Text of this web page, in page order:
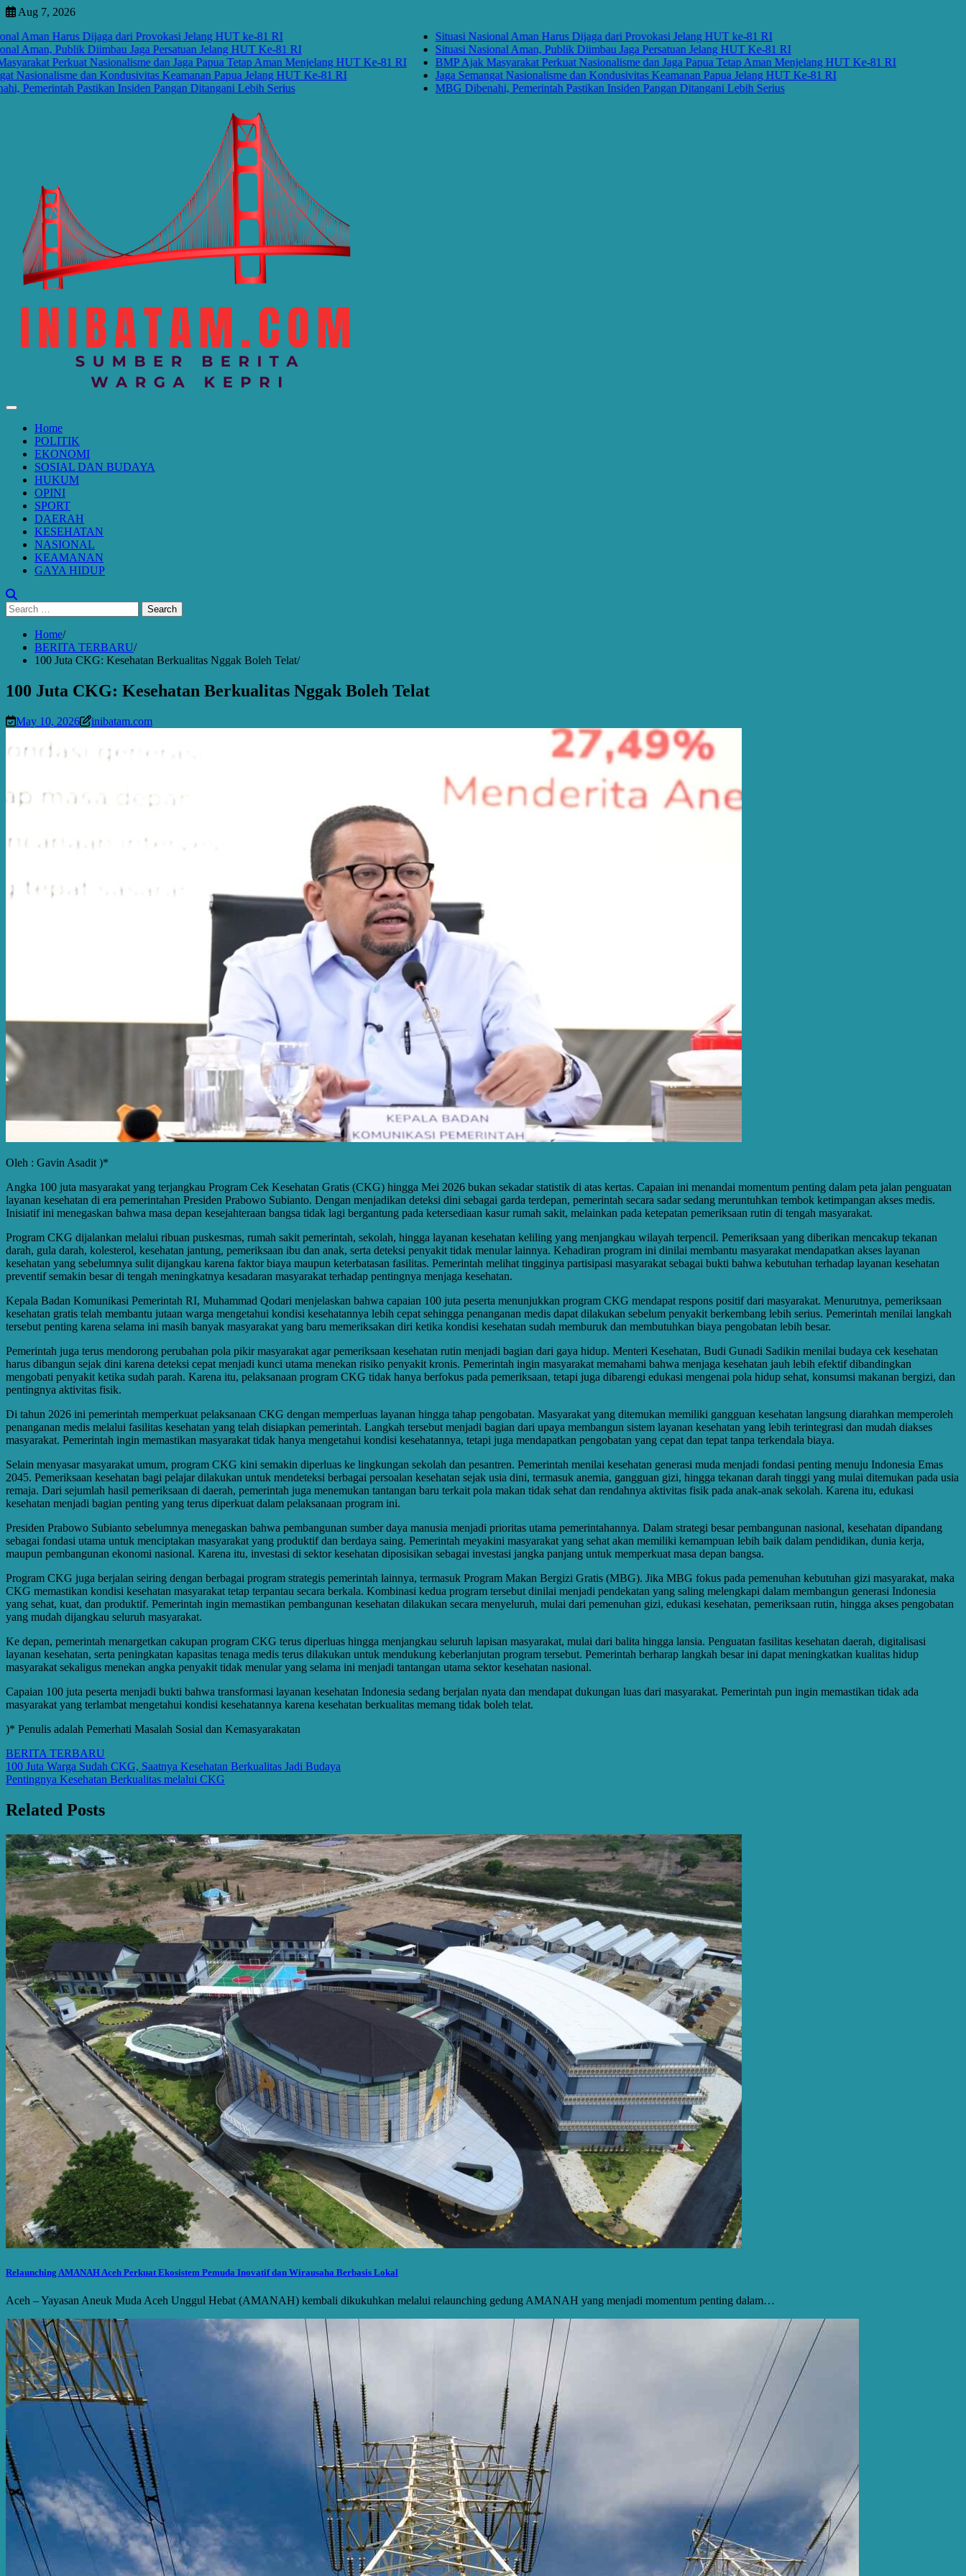
Skip
content
Aug 7, 2026
Harus Dijaga dari Provokasi Jelang HUT ke-81 RI
Publik Diimbau Jaga Persatuan Jelang HUT Ke-81 RI
Perkuat Nasionalisme dan Jaga Papua Tetap Aman Menjelang HUT Ke-81 RI
dan Kondusivitas Keamanan Papua Jelang HUT Ke-81 RI
Pastikan Insiden Pangan Ditangani Lebih Serius
Situasi Nasional Aman Harus Dijaga dari Provokasi Jelang HUT ke-81 RI
Situasi Nasional Aman, Publik Diimbau Jaga Persatuan Jelang HUT Ke-81 RI
BMP Ajak Masyarakat Perkuat Nasionalisme dan Jaga Papua Tetap Aman Menjelang HUT Ke-81 RI
Jaga Semangat Nasionalisme dan Kondusivitas Keamanan Papua Jelang HUT Ke-81 RI
MBG Dibenahi, Pemerintah Pastikan Insiden Pangan Ditangani Lebih Serius
Home
POLITIK
EKONOMI
SOSIAL DAN BUDAYA
HUKUM
OPINI
SPORT
DAERAH
KESEHATAN
NASIONAL
KEAMANAN
GAYA HIDUP
Search
for:
Home
BERITA TERBARU
100 Juta CKG: Kesehatan Berkualitas Nggak Boleh Telat
100 Juta CKG: Kesehatan Berkualitas Nggak Boleh Telat
May 10, 2026 inibatam.com
Oleh : Gavin Asadit )*
Angka 100 juta masyarakat yang terjangkau Program Cek Kesehatan Gratis (CKG) hingga Mei 2026 bukan sekadar statistik di atas kertas. Capaian ini menandai momentum penting dalam peta jalan penguatan
layanan kesehatan di era pemerintahan Presiden Prabowo Subianto. Dengan menjadikan deteksi dini sebagai garda terdepan, pemerintah secara sadar sedang meruntuhkan tembok ketimpangan akses medis.
Inisiatif ini menegaskan bahwa masa depan kesejahteraan bangsa tidak lagi bergantung pada ketersediaan kasur rumah sakit, melainkan pada ketepatan pemeriksaan rutin di tengah masyarakat.
Program CKG dijalankan melalui ribuan puskesmas, rumah sakit pemerintah, sekolah, hingga layanan kesehatan keliling yang menjangkau wilayah terpencil. Pemeriksaan yang diberikan mencakup tekanan
darah, gula darah, kolesterol, kesehatan jantung, pemeriksaan ibu dan anak, serta deteksi penyakit tidak menular lainnya. Kehadiran program ini dinilai membantu masyarakat mendapatkan akses layanan
kesehatan yang sebelumnya sulit dijangkau karena faktor biaya maupun keterbatasan fasilitas. Pemerintah melihat tingginya partisipasi masyarakat sebagai bukti bahwa kebutuhan terhadap layanan kesehatan
preventif semakin besar di tengah meningkatnya kesadaran masyarakat terhadap pentingnya menjaga kesehatan.
Kepala Badan Komunikasi Pemerintah RI, Muhammad Qodari menjelaskan bahwa capaian 100 juta peserta menunjukkan program CKG mendapat respons positif dari masyarakat. Menurutnya, pemeriksaan
kesehatan gratis telah membantu jutaan warga mengetahui kondisi kesehatannya lebih cepat sehingga penanganan medis dapat dilakukan sebelum penyakit berkembang lebih serius. Pemerintah menilai langkah
tersebut penting karena selama ini masih banyak masyarakat yang baru memeriksakan diri ketika kondisi kesehatan sudah memburuk dan membutuhkan biaya pengobatan lebih besar.
Pemerintah juga terus mendorong perubahan pola pikir masyarakat agar pemeriksaan kesehatan rutin menjadi bagian dari gaya hidup. Menteri Kesehatan, Budi Gunadi Sadikin menilai budaya cek kesehatan
harus dibangun sejak dini karena deteksi cepat menjadi kunci utama menekan risiko penyakit kronis. Pemerintah ingin masyarakat memahami bahwa menjaga kesehatan jauh lebih efektif dibandingkan
mengobati penyakit ketika sudah parah. Karena itu, pelaksanaan program CKG tidak hanya berfokus pada pemeriksaan, tetapi juga dibarengi edukasi mengenai pola hidup sehat, konsumsi makanan bergizi, dan
pentingnya aktivitas fisik.
Di tahun 2026 ini pemerintah memperkuat pelaksanaan CKG dengan memperluas layanan hingga tahap pengobatan. Masyarakat yang ditemukan memiliki gangguan kesehatan langsung diarahkan memperoleh
penanganan medis melalui fasilitas kesehatan yang telah disiapkan pemerintah. Langkah tersebut menjadi bagian dari upaya membangun sistem layanan kesehatan yang lebih terintegrasi dan mudah diakses
masyarakat. Pemerintah ingin memastikan masyarakat tidak hanya mengetahui kondisi kesehatannya, tetapi juga mendapatkan pengobatan yang cepat dan tepat tanpa terkendala biaya.
Selain menyasar masyarakat umum, program CKG kini semakin diperluas ke lingkungan sekolah dan pesantren. Pemerintah menilai kesehatan generasi muda menjadi fondasi penting menuju Indonesia Emas
2045. Pemeriksaan kesehatan bagi pelajar dilakukan untuk mendeteksi berbagai persoalan kesehatan sejak usia dini, termasuk anemia, gangguan gizi, hingga tekanan darah tinggi yang mulai ditemukan pada usia
remaja. Dari sejumlah hasil pemeriksaan di daerah, pemerintah juga menemukan tantangan baru terkait pola makan tidak sehat dan rendahnya aktivitas fisik pada anak-anak sekolah. Karena itu, edukasi
kesehatan menjadi bagian penting yang terus diperkuat dalam pelaksanaan program ini.
Presiden Prabowo Subianto sebelumnya menegaskan bahwa pembangunan sumber daya manusia menjadi prioritas utama pemerintahannya. Dalam strategi besar pembangunan nasional, kesehatan dipandang
sebagai fondasi utama untuk menciptakan masyarakat yang produktif dan berdaya saing. Pemerintah meyakini masyarakat yang sehat akan memiliki kemampuan lebih baik dalam pendidikan, dunia kerja,
maupun pembangunan ekonomi nasional. Karena itu, investasi di sektor kesehatan diposisikan sebagai investasi jangka panjang untuk memperkuat masa depan bangsa.
Program CKG juga berjalan seiring dengan berbagai program strategis pemerintah lainnya, termasuk Program Makan Bergizi Gratis (MBG). Jika MBG fokus pada pemenuhan kebutuhan gizi masyarakat, maka
CKG memastikan kondisi kesehatan masyarakat tetap terpantau secara berkala. Kombinasi kedua program tersebut dinilai menjadi pendekatan yang saling melengkapi dalam membangun generasi Indonesia
yang sehat, kuat, dan produktif. Pemerintah ingin memastikan pembangunan kesehatan dilakukan secara menyeluruh, mulai dari pemenuhan gizi, edukasi kesehatan, pemeriksaan rutin, hingga akses pengobatan
yang mudah dijangkau seluruh masyarakat.
Ke depan, pemerintah menargetkan cakupan program CKG terus diperluas hingga menjangkau seluruh lapisan masyarakat, mulai dari balita hingga lansia. Penguatan fasilitas kesehatan daerah, digitalisasi
layanan kesehatan, serta peningkatan kapasitas tenaga medis terus dilakukan untuk mendukung keberlanjutan program tersebut. Pemerintah berharap langkah besar ini dapat meningkatkan kualitas hidup
masyarakat sekaligus menekan angka penyakit tidak menular yang selama ini menjadi tantangan utama sektor kesehatan nasional.
Capaian 100 juta peserta menjadi bukti bahwa transformasi layanan kesehatan Indonesia sedang berjalan nyata dan mendapat dukungan luas dari masyarakat. Pemerintah pun ingin memastikan tidak ada
masyarakat yang terlambat mengetahui kondisi kesehatannya karena kesehatan berkualitas memang tidak boleh telat.
)* Penulis adalah Pemerhati Masalah Sosial dan Kemasyarakatan
BERITA TERBARU
Post
navigation
100 Juta Warga Sudah CKG, Saatnya Kesehatan Berkualitas Jadi Budaya
Pentingnya Kesehatan Berkualitas melalui CKG
Related Posts
Relaunching AMANAH Aceh Perkuat Ekosistem Pemuda Inovatif dan Wirausaha Berbasis Lokal
Aceh – Yayasan Aneuk Muda Aceh Unggul Hebat (AMANAH) kembali dikukuhkan melalui relaunching gedung AMANAH yang menjadi momentum penting dalam…